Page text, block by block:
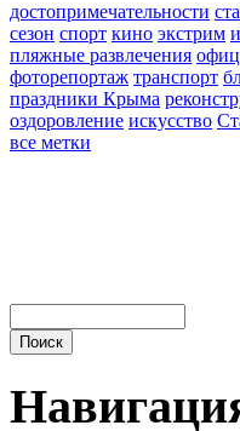
достопримечательности
сезон спорт кино экстрим
пляжные развлечения
фоторепортаж транспорт
праздники Крыма
оздоровление искусство
все метки